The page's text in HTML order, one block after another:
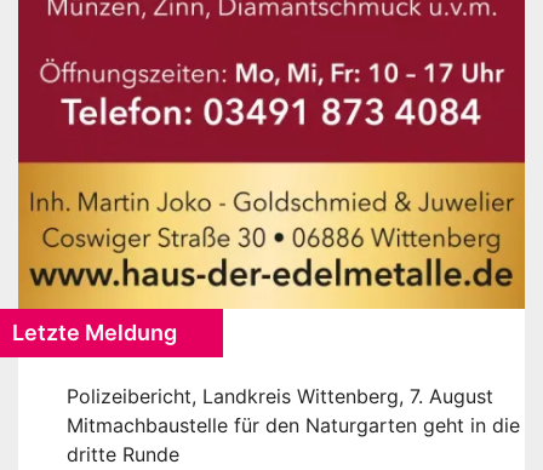
Letzte Meldung
Polizeibericht, Landkreis Wittenberg, 7. August
Mitmachbaustelle für den Naturgarten geht in die
dritte Runde